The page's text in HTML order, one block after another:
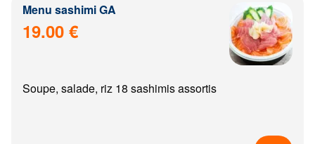
Menu sashimi GA
19.00 €
Soupe, salade, riz 18 sashimis assortis